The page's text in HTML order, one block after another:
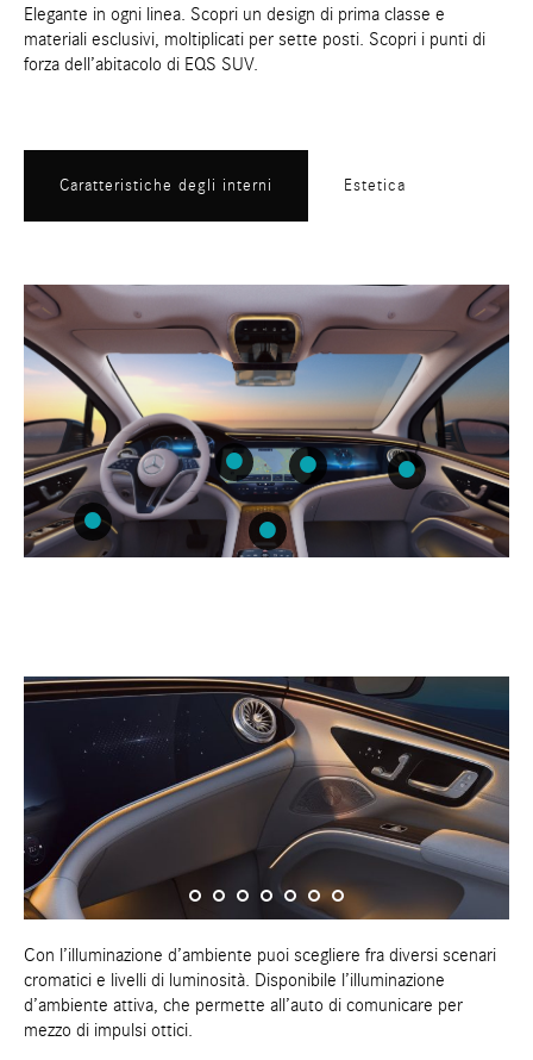
Elegante in ogni linea. Scopri un design di prima classe e
materiali esclusivi, moltiplicati per sette posti. Scopri i punti di
forza dell’abitacolo di EQS SUV.
Caratteristiche degli interni Estetica
Con l’illuminazione d’ambiente puoi scegliere fra diversi scenari
cromatici e livelli di luminosità. Disponibile l’illuminazione
d’ambiente attiva, che permette all’auto di comunicare per
mezzo di impulsi ottici.